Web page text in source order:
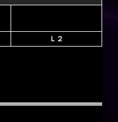
Ｌ２